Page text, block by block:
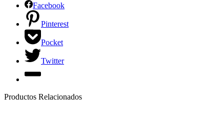
Facebook
Pinterest
Pocket
Twitter
Productos Relacionados